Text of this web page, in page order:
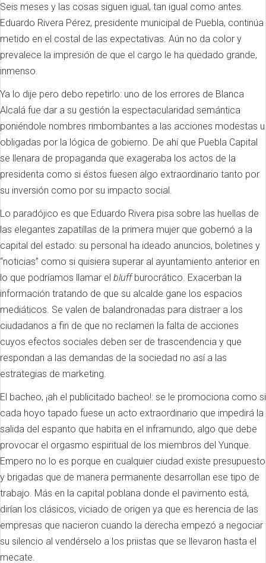
Seis meses y las cosas siguen igual, tan igual como antes.
Eduardo Rivera Pérez, presidente municipal de Puebla, continúa
metido en el costal de las expectativas. Aún no da color y
prevalece la impresión de que el cargo le ha quedado grande,
inmenso.
Ya lo dije pero debo repetirlo: uno de los errores de Blanca
Alcalá fue dar a su gestión la espectacularidad semántica
poniéndole nombres rimbombantes a las acciones modestas u
obligadas por la lógica de gobierno. De ahí que Puebla Capital
se llenara de propaganda que exageraba los actos de la
presidenta como si éstos fuesen algo extraordinario tanto por
su inversión como por su impacto social.
Lo paradójico es que Eduardo Rivera pisa sobre las huellas de
las elegantes zapatillas de la primera mujer que gobernó a la
capital del estado: su personal ha ideado anuncios, boletines y
“noticias” como si quisiera superar al ayuntamiento anterior en
lo que podríamos llamar el bluffburocrático. Exacerban la
información tratando de que su alcalde gane los espacios
mediáticos. Se valen de balandronadas para distraer a los
ciudadanos a fin de que no reclamen la falta de acciones
cuyos efectos sociales deben ser de trascendencia y que
respondan a las demandas de la sociedad no así a las
estrategias de marketing.
El bacheo, ¡ah el publicitado bacheo!: se le promociona como si
cada hoyo tapado fuese un acto extraordinario que impedirá la
salida del espanto que habita en el inframundo, algo que debe
provocar el orgasmo espiritual de los miembros del Yunque.
Empero no lo es porque en cualquier ciudad existe presupuesto
y brigadas que de manera permanente desarrollan ese tipo de
trabajo. Más en la capital poblana donde el pavimento está,
dirían los clásicos, viciado de origen ya que es herencia de las
empresas que nacieron cuando la derecha empezó a negociar
su silencio al vendérselo a los priistas que se llevaron hasta el
mecate.